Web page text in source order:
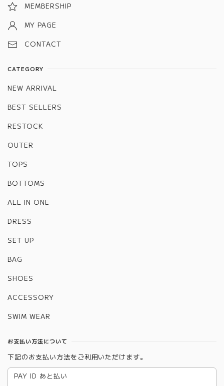
MEMBERSHIP
MY PAGE
CONTACT
CATEGORY
NEW ARRIVAL
BEST SELLERS
RESTOCK
OUTER
TOPS
BOTTOMS
ALL IN ONE
DRESS
SET UP
BAG
SHOES
ACCESSORY
SWIM WEAR
お支払い方法について
下記のお支払い方法をご利用いただけます。
PAY ID あと払い